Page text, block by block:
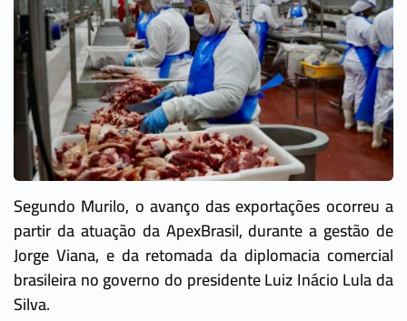
Segundo Murilo, o avanço das exportações ocorreu a
partir da atuação da ApexBrasil, durante a gestão de
Jorge Viana, e da retomada da diplomacia comercial
brasileira no governo do presidente Luiz Inácio Lula da
Silva.